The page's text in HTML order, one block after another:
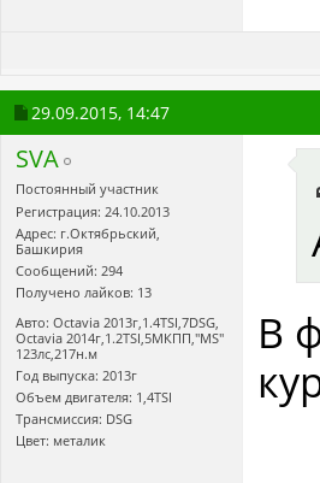
29.09.2015, 14:47
SVA
Постоянный участник
Регистрация: 24.10.2013
Адрес: г.Октябрьский,
Башкирия
Сообщений: 294
Получено лайков: 13
Авто: Octavia 2013г,1.4TSI,7DSG,
Оctavia 2014г,1.2TSI,5МКПП,"MS"
123лс,217н.м
Год выпуска: 2013г
Объем двигателя: 1,4TSI
Трансмиссия: DSG
Цвет: металик
В